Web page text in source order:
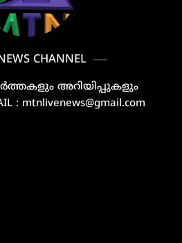
CHANNEL
അറിയിപ്പുകളും
: mtnlivenews@gmail.com